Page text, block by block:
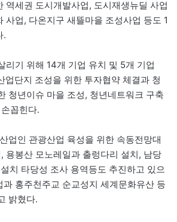
역세권 도시개발사업, 도시재생뉴딜 사업
사업, 다온지구 새뜰마을 조성사업 등도 1
.
리기 위해 14개 기업 유치 및 5개 기업
업단지 조성을 위한 투자협약 체결과 청
청년이슈 마을 조성, 청년네트워크 구축
꼽힌다.
업인 관광산업 육성을 위한 속동전망대
용봉산 모노레일과 출렁다리 설치, 남당
치 타당성 조사 용역등도 추진하고 있으
홍주천주교 순교성지 세계문화유산 등
밝혔다.